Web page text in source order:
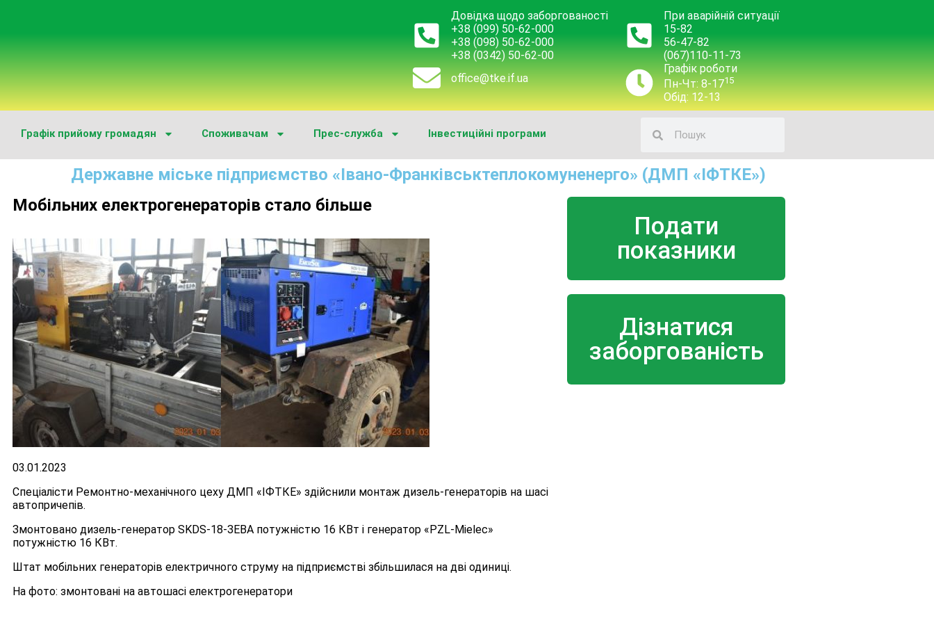
Довідка щодо заборгованості
+38 (099) 50-62-000
+38 (098) 50-62-000
+38 (0342) 50-62-00
office@tke.if.ua
При аварійній ситуації
15-82
56-47-82
(067)110-11-73
Графік роботи
Пн-Чт: 8-1715
Обід: 12-13
Графік прийому громадян Споживачам Прес-служба Інвестиційні програми
Державне міське підприємство «Івано-Франківськтеплокомуненерго» (ДМП «ІФТКЕ»)
Мобільних електрогенераторів стало більше
03.01.2023
Спеціалісти Ремонтно-механічного цеху ДМП «ІФТКЕ» здійснили монтаж дизель-генераторів на шасі
автопричепів.
Змонтовано дизель-генератор SKDS-18-ЗЕВА потужністю 16 КВт і генератор «PZL-Mielec»
потужністю 16 КВт.
Штат мобільних генераторів електричного струму на підприємстві збільшилася на дві одиниці.
На фото: змонтовані на автошасі електрогенератори
Подати
показники
Дізнатися
заборгованість